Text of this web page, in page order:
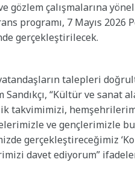
gözlem çalışmalarına
programı, 7 Mayıs 2026
gerçekleştirilecek.
talepleri
“Kültür ve sanat
takvimimizi,
ve gençlerimizle
gerçekleştireceğimiz
davet ediyorum”